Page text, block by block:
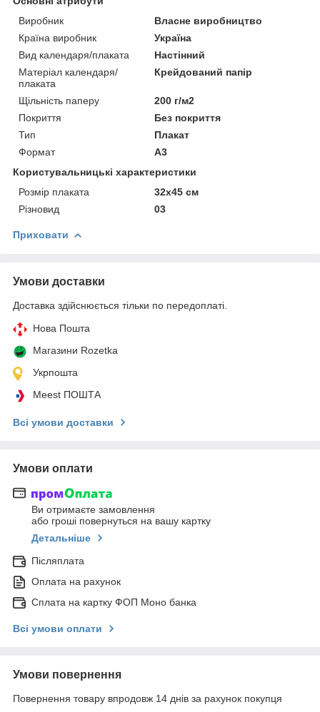
Виробник
Власне виробництво
Країна виробник
Україна
Вид календаря/плаката
Настінний
Матеріал календаря/
плаката
Крейдований папір
Щільність паперу
200 г/м2
Покриття
Без покриття
Тип
Плакат
Формат
A3
Користувальницькі характеристики
Розмір плаката
32х45 см
Різновид
03
Приховати
Умови доставки
Доставка здійснюється тільки по передоплаті.
Нова Пошта
Магазини Rozetka
Укрпошта
Meest ПОШТА
Всі умови доставки
Умови оплати
Ви отримаєте замовлення
або гроші повернуться на вашу картку
Детальніше
Післяплата
Оплата на рахунок
Сплата на картку ФОП Моно банка
Всі умови оплати
Умови повернення
Повернення товару впродовж 14 днів за рахунок покупця